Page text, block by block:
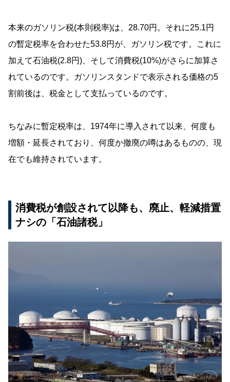
本来のガソリン税(本則税率)は、28.70円。それに25.1円
の暫定税率を合わせた53.8円が、ガソリン税です。これに
加えて石油税(2.8円)、そして消費税(10%)がさらに加算さ
れているのです。ガソリンスタンドで表示される価格の5
割前後は、税金として支払っているのです。
ちなみに暫定税率は、1974年に導入されて以来、何度も
増額・延長されており、何度か撤廃の噂はあるものの、現
在でも維持されています。
消費税が創設されて以降も、廃止、軽減措置
ナシの「石油諸税」